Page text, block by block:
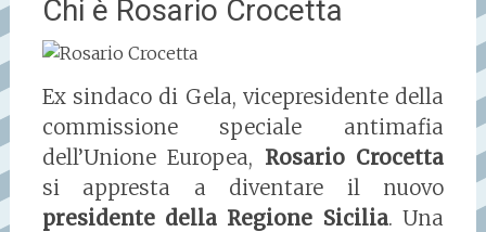
Chi è Rosario Crocetta
Ex sindaco di Gela, vicepresidente della
commissione speciale antimafia
dell’Unione Europea, Rosario Crocetta
si appresta a diventare il nuovo
presidente della Regione Sicilia. Una